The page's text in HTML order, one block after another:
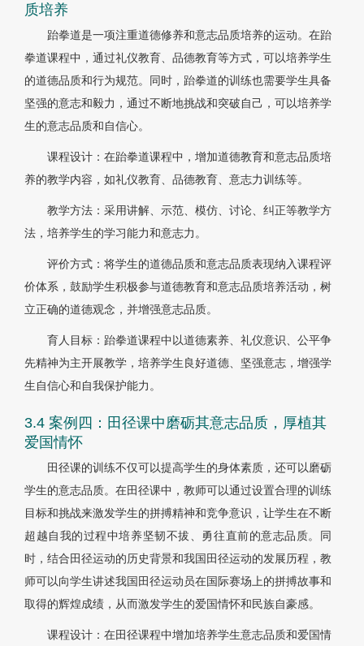
质培养
跆拳道是一项注重道德修养和意志品质培养的运动。在跆
拳道课程中，通过礼仪教育、品德教育等方式，可以培养学生
的道德品质和行为规范。同时，跆拳道的训练也需要学生具备
坚强的意志和毅力，通过不断地挑战和突破自己，可以培养学
生的意志品质和自信心。
课程设计：在跆拳道课程中，增加道德教育和意志品质培
养的教学内容，如礼仪教育、品德教育、意志力训练等。
教学方法：采用讲解、示范、模仿、讨论、纠正等教学方
法，培养学生的学习能力和意志力。
评价方式：将学生的道德品质和意志品质表现纳入课程评
价体系，鼓励学生积极参与道德教育和意志品质培养活动，树
立正确的道德观念，并增强意志品质。
育人目标：跆拳道课程中以道德素养、礼仪意识、公平争
先精神为主开展教学，培养学生良好道德、坚强意志，增强学
生自信心和自我保护能力。
3.4 案例四：田径课中磨砺其意志品质，厚植其
爱国情怀
田径课的训练不仅可以提高学生的身体素质，还可以磨砺
学生的意志品质。在田径课中，教师可以通过设置合理的训练
目标和挑战来激发学生的拼搏精神和竞争意识，让学生在不断
超越自我的过程中培养坚韧不拔、勇往直前的意志品质。同
时，结合田径运动的历史背景和我国田径运动的发展历程，教
师可以向学生讲述我国田径运动员在国际赛场上的拼搏故事和
取得的辉煌成绩，从而激发学生的爱国情怀和民族自豪感。
课程设计：在田径课程中增加培养学生意志品质和爱国情